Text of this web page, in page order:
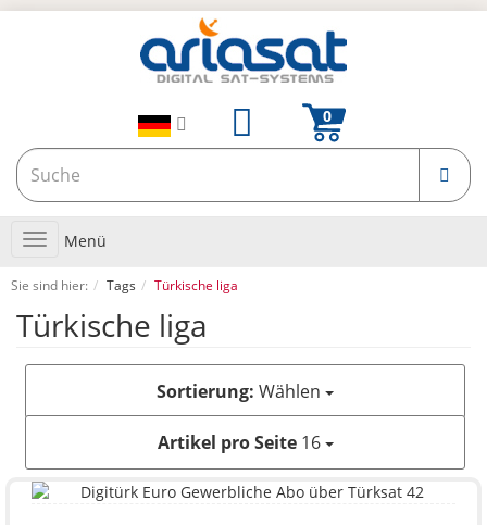
Toggle
navigation
Menü
Sie sind hier: Tags Türkische liga
Türkische liga
Sortierung: Wählen
Artikel pro Seite16